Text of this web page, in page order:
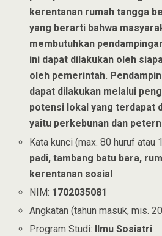
kerentanan rumah tangga
yang berarti bahwa
membutuhkan
ini dapat dilakukan oleh
oleh pemerintah.
dapat dilakukan melalui
potensi lokal yang terdapat
yaitu perkebunan dan
Kata kunci (max. 80 huruf atau
padi, tambang batu bara,
kerentanan sosial
NIM: 1702035081
Angkatan (tahun masuk, mis.
Program Studi: Ilmu Sosiatri